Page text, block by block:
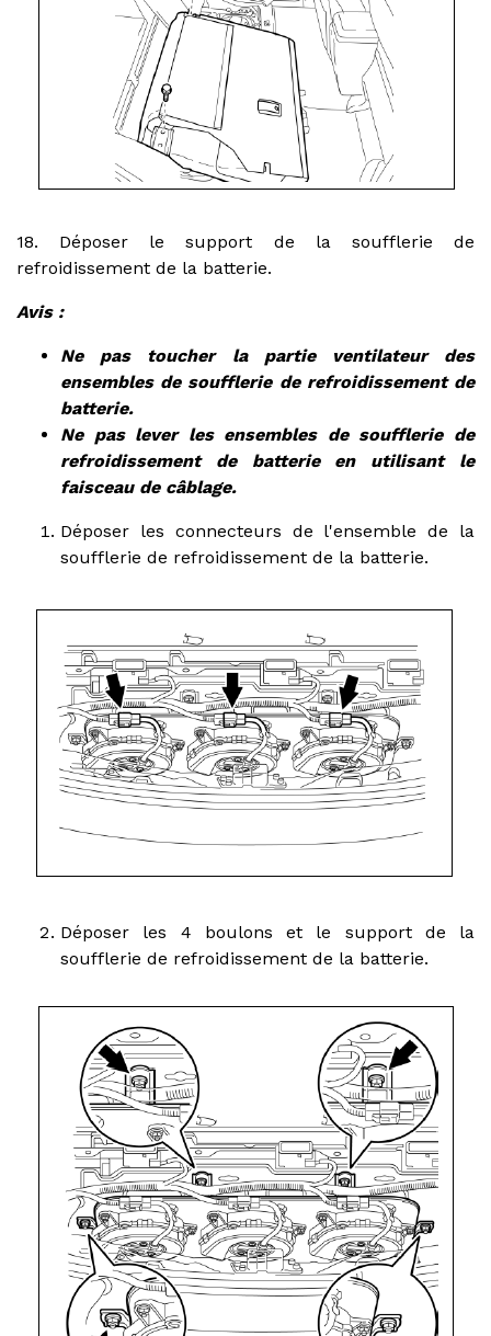
18. Déposer le support de la soufflerie de
refroidissement de la batterie.
Avis :
Ne pas toucher la partie ventilateur des
ensembles de soufflerie de refroidissement de
batterie.
Ne pas lever les ensembles de soufflerie de
refroidissement de batterie en utilisant le
faisceau de câblage.
Déposer les connecteurs de l'ensemble de la
soufflerie de refroidissement de la batterie.
Déposer les 4 boulons et le support de la
soufflerie de refroidissement de la batterie.